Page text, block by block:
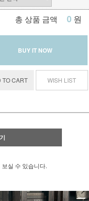
총 상품 금액 0 원
BUY IT NOW
TO CART WISH LIST
실 수 있습니다.